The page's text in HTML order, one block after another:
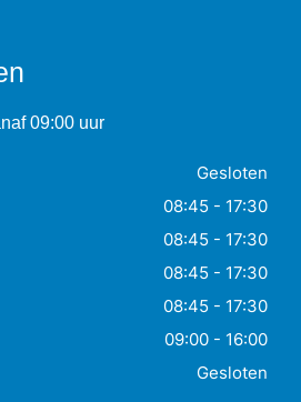
09:00 uur
Gesloten
08:45 - 17:30
08:45 - 17:30
08:45 - 17:30
08:45 - 17:30
09:00 - 16:00
Gesloten